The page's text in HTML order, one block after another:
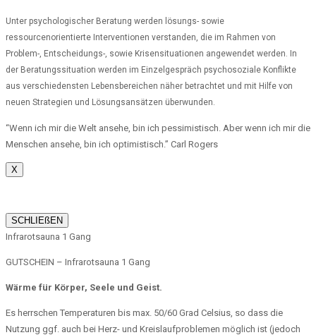
Unter psychologischer Beratung werden lösungs- sowie
ressourcenorientierte Interventionen verstanden, die im Rahmen von
Problem-, Entscheidungs-, sowie Krisensituationen angewendet werden. In
der Beratungssituation werden im Einzelgespräch psychosoziale Konflikte
aus verschiedensten Lebensbereichen näher betrachtet und mit Hilfe von
neuen Strategien und Lösungsansätzen überwunden.
“Wenn ich mir die Welt ansehe, bin ich pessimistisch. Aber wenn ich mir die
Menschen ansehe, bin ich optimistisch.” Carl Rogers
X
SCHLIEßEN
Infrarotsauna 1 Gang
GUTSCHEIN – Infrarotsauna 1 Gang
Wärme für Körper, Seele und Geist.
Es herrschen Temperaturen bis max. 50/60 Grad Celsius, so dass die
Nutzung ggf. auch bei Herz- und Kreislaufproblemen möglich ist (jedoch